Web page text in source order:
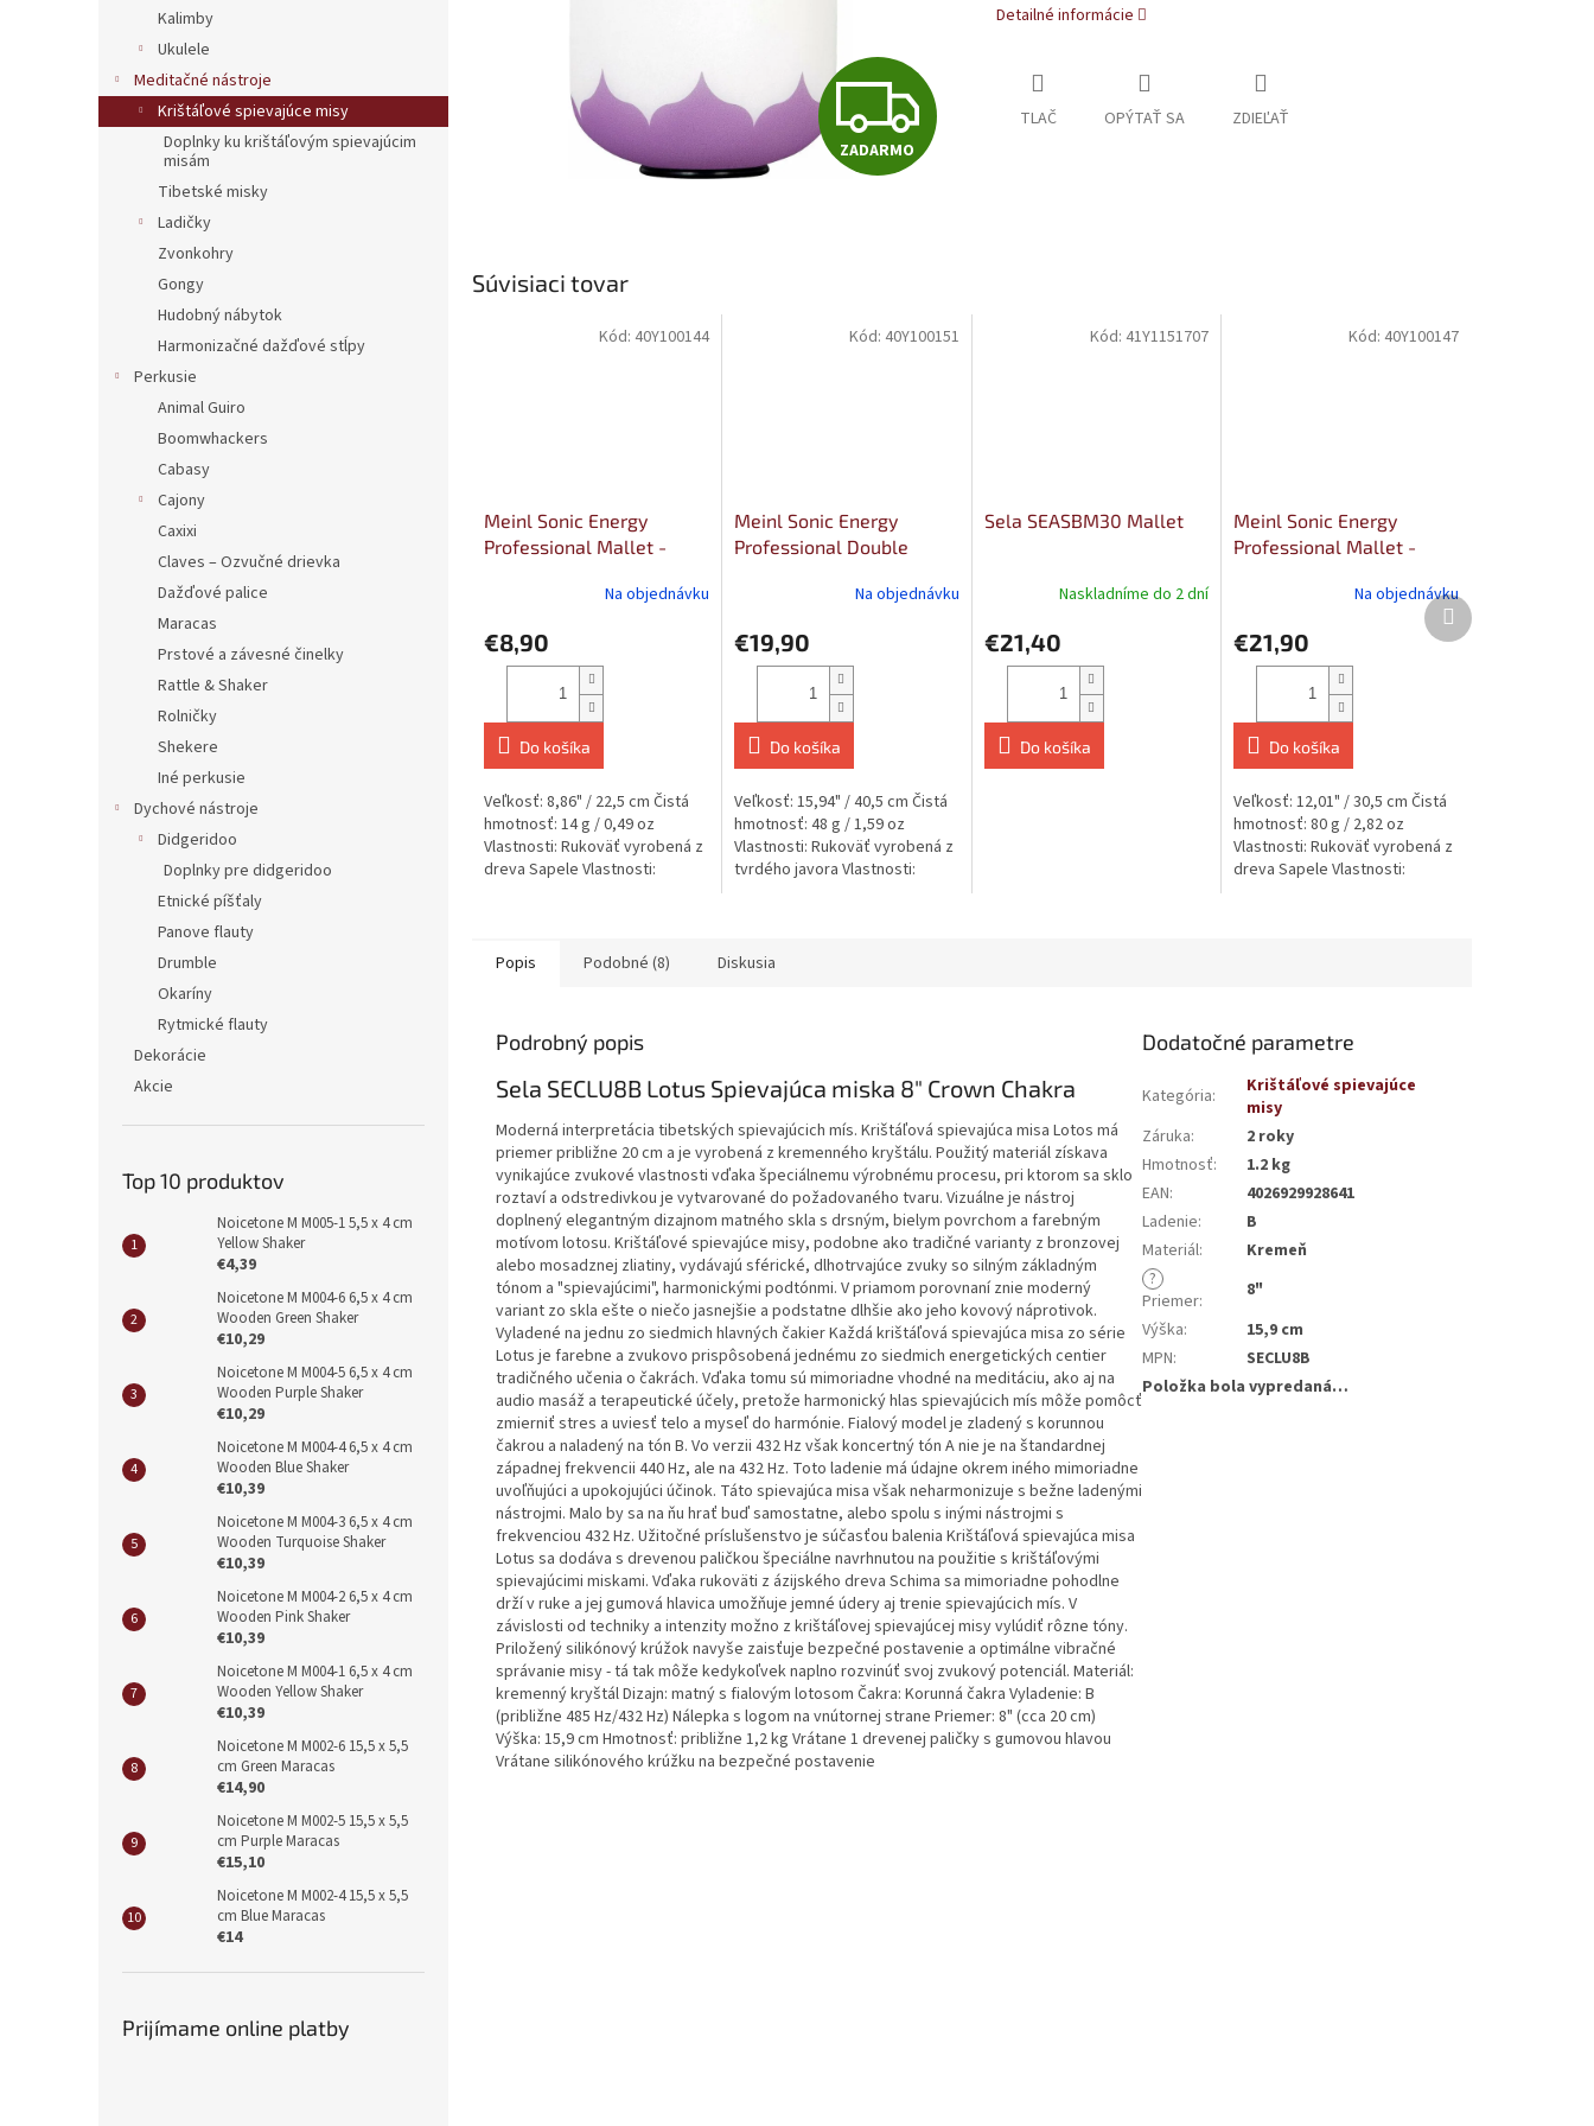
Kalimby
Ukulele
Meditačné nástroje
Krištáľové spievajúce misy
Doplnky ku krištáľovým spievajúcim
misám
Tibetské misky
Ladičky
Zvonkohry
Gongy
Hudobný nábytok
Harmonizačné dažďové stĺpy
Perkusie
Animal Guiro
Boomwhackers
Cabasy
Cajony
Caxixi
Claves – Ozvučné drievka
Dažďové palice
Maracas
Prstové a závesné činelky
Rattle & Shaker
Rolničky
Shekere
Iné perkusie
Dychové nástroje
Didgeridoo
Doplnky pre didgeridoo
Etnické píšťaly
Panove flauty
Drumble
Okaríny
Rytmické flauty
Dekorácie
Akcie
Top 10 produktov
Noicetone M M005-1 5,5 x 4 cm
Yellow Shaker
€4,39
Noicetone M M004-6 6,5 x 4 cm
Wooden Green Shaker
€10,29
Noicetone M M004-5 6,5 x 4 cm
Wooden Purple Shaker
€10,29
Noicetone M M004-4 6,5 x 4 cm
Wooden Blue Shaker
€10,39
Noicetone M M004-3 6,5 x 4 cm
Wooden Turquoise Shaker
€10,39
Noicetone M M004-2 6,5 x 4 cm
Wooden Pink Shaker
€10,39
Noicetone M M004-1 6,5 x 4 cm
Wooden Yellow Shaker
€10,39
Noicetone M M002-6 15,5 x 5,5
cm Green Maracas
€14,90
Noicetone M M002-5 15,5 x 5,5
cm Purple Maracas
€15,10
Noicetone M M002-4 15,5 x 5,5
cm Blue Maracas
€14
Prijímame online platby
Z
A
A
M
O
ZADARMO
Detailné informácie
TLAČ OPÝTAŤ SA ZDIEĽAŤ
Súvisiaci tovar
Meinl Sonic Energy
Professional Mallet -
Na objednávku
€8,90
Do košíka
Veľkosť: 8,86" / 22,5 cm Čistá
hmotnosť: 14 g / 0,49 oz
Vlastnosti: Rukoväť vyrobená z
dreva Sapele Vlastnosti:
Kód: 40Y100144
Meinl Sonic Energy
Professional Double
Na objednávku
€19,90
Do košíka
Veľkosť: 15,94" / 40,5 cm Čistá
hmotnosť: 48 g / 1,59 oz
Vlastnosti: Rukoväť vyrobená z
tvrdého javora Vlastnosti:
Kód: 40Y100151
Sela SEASBM30 Mallet
Naskladníme do 2 dní
€21,40
Do košíka
Kód: 41Y1151707
Meinl Sonic Energy
Professional Mallet -
Na objednávku
€21,90
Do košíka
Veľkosť: 12,01" / 30,5 cm Čistá
hmotnosť: 80 g / 2,82 oz
Vlastnosti: Rukoväť vyrobená z
dreva Sapele Vlastnosti:
Kód: 40Y100147
Ďalší
produkt
Popis Podobné (8) Diskusia
Podrobný popis
Sela SECLU8B Lotus Spievajúca miska 8" Crown Chakra
Moderná interpretácia tibetských spievajúcich mís. Krištáľová spievajúca misa Lotos má
priemer približne 20 cm a je vyrobená z kremenného kryštálu. Použitý materiál získava
vynikajúce zvukové vlastnosti vďaka špeciálnemu výrobnému procesu, pri ktorom sa sklo
roztaví a odstredivkou je vytvarované do požadovaného tvaru. Vizuálne je nástroj
doplnený elegantným dizajnom matného skla s drsným, bielym povrchom a farebným
motívom lotosu. Krištáľové spievajúce misy, podobne ako tradičné varianty z bronzovej
alebo mosadznej zliatiny, vydávajú sférické, dlhotrvajúce zvuky so silným základným
tónom a "spievajúcimi", harmonickými podtónmi. V priamom porovnaní znie moderný
variant zo skla ešte o niečo jasnejšie a podstatne dlhšie ako jeho kovový náprotivok.
Vyladené na jednu zo siedmich hlavných čakier Každá krištáľová spievajúca misa zo série
Lotus je farebne a zvukovo prispôsobená jednému zo siedmich energetických centier
tradičného učenia o čakrách. Vďaka tomu sú mimoriadne vhodné na meditáciu, ako aj na
audio masáž a terapeutické účely, pretože harmonický hlas spievajúcich mís môže pomôcť
zmierniť stres a uviesť telo a myseľ do harmónie. Fialový model je zladený s korunnou
čakrou a naladený na tón B. Vo verzii 432 Hz však koncertný tón A nie je na štandardnej
západnej frekvencii 440 Hz, ale na 432 Hz. Toto ladenie má údajne okrem iného mimoriadne
uvoľňujúci a upokojujúci účinok. Táto spievajúca misa však neharmonizuje s bežne ladenými
nástrojmi. Malo by sa na ňu hrať buď samostatne, alebo spolu s inými nástrojmi s
frekvenciou 432 Hz. Užitočné príslušenstvo je súčasťou balenia Krištáľová spievajúca misa
Lotus sa dodáva s drevenou paličkou špeciálne navrhnutou na použitie s krištáľovými
spievajúcimi miskami. Vďaka rukoväti z ázijského dreva Schima sa mimoriadne pohodlne
drží v ruke a jej gumová hlavica umožňuje jemné údery aj trenie spievajúcich mís. V
závislosti od techniky a intenzity možno z krištáľovej spievajúcej misy vylúdiť rôzne tóny.
Priložený silikónový krúžok navyše zaisťuje bezpečné postavenie a optimálne vibračné
správanie misy - tá tak môže kedykoľvek naplno rozvinúť svoj zvukový potenciál. Materiál:
kremenný kryštál Dizajn: matný s fialovým lotosom Čakra: Korunná čakra Vyladenie: B
(približne 485 Hz/432 Hz) Nálepka s logom na vnútornej strane Priemer: 8" (cca 20 cm)
Výška: 15,9 cm Hmotnosť: približne 1,2 kg Vrátane 1 drevenej paličky s gumovou hlavou
Vrátane silikónového krúžku na bezpečné postavenie
Dodatočné parametre
Kategória:
Krištáľové spievajúce
misy
Záruka:
2 roky
Hmotnosť:
1.2 kg
EAN:
4026929928641
Ladenie:
B
Materiál:
Kremeň
?
Priemer:
8"
Výška:
15,9 cm
MPN:
SECLU8B
Položka bola vypredaná…